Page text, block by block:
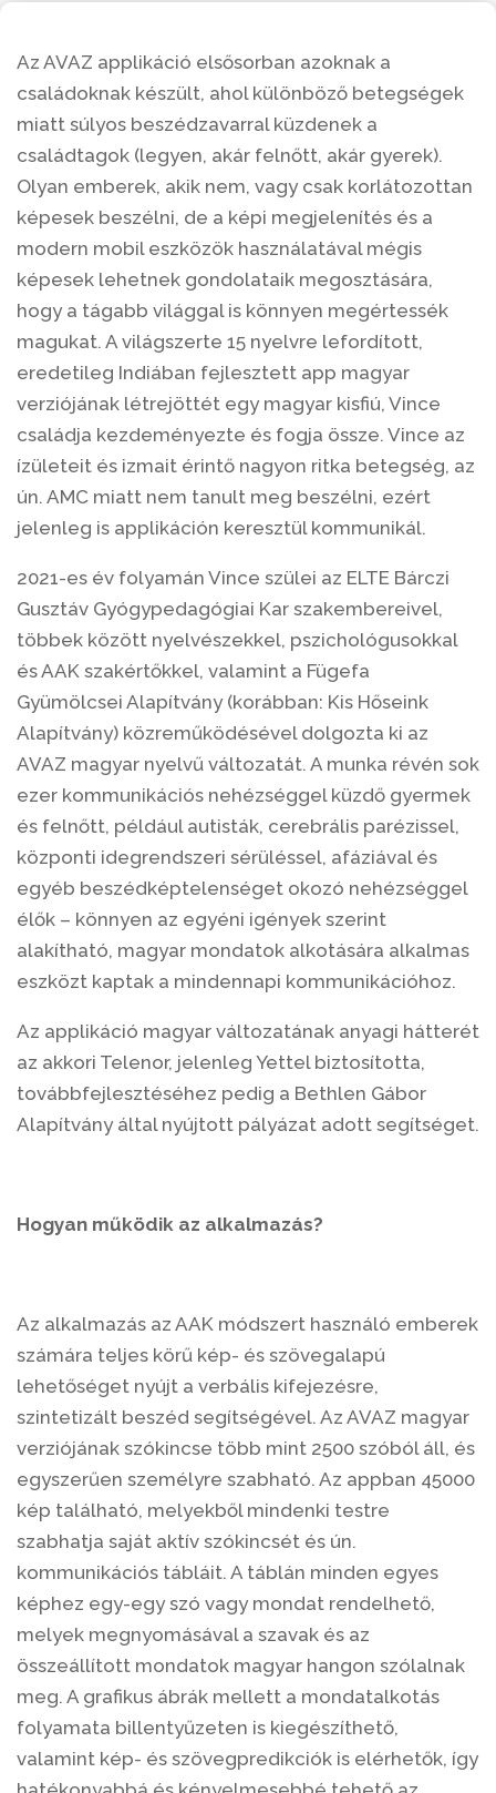
Az AVAZ applikáció elsősorban azoknak a
családoknak készült, ahol különböző betegségek
miatt súlyos beszédzavarral küzdenek a
családtagok (legyen, akár felnőtt, akár gyerek).
Olyan emberek, akik nem, vagy csak korlátozottan
képesek beszélni, de a képi megjelenítés és a
modern mobil eszközök használatával mégis
képesek lehetnek gondolataik megosztására,
hogy a tágabb világgal is könnyen megértessék
magukat. A világszerte 15 nyelvre lefordított,
eredetileg Indiában fejlesztett app magyar
verziójának létrejöttét egy magyar kisfiú, Vince
családja kezdeményezte és fogja össze. Vince az
ízületeit és izmait érintő nagyon ritka betegség, az
ún. AMC miatt nem tanult meg beszélni, ezért
jelenleg is applikáción keresztül kommunikál.
2021-es év folyamán Vince szülei az ELTE Bárczi
Gusztáv Gyógypedagógiai Kar szakembereivel,
többek között nyelvészekkel, pszichológusokkal
és AAK szakértőkkel, valamint a Fügefa
Gyümölcsei Alapítvány (korábban: Kis Hőseink
Alapítvány) közreműködésével dolgozta ki az
AVAZ magyar nyelvű változatát. A munka révén sok
ezer kommunikációs nehézséggel küzdő gyermek
és felnőtt, például autisták, cerebrális parézissel,
központi idegrendszeri sérüléssel, afáziával és
egyéb beszédképtelenséget okozó nehézséggel
élők – könnyen az egyéni igények szerint
alakítható, magyar mondatok alkotására alkalmas
eszközt kaptak a mindennapi kommunikációhoz.
Az applikáció magyar változatának anyagi hátterét
az akkori Telenor, jelenleg Yettel biztosította,
továbbfejlesztéséhez pedig a Bethlen Gábor
Alapítvány által nyújtott pályázat adott segítséget.
Hogyan működik az alkalmazás?
Az alkalmazás az AAK módszert használó emberek
számára teljes körű kép- és szövegalapú
lehetőséget nyújt a verbális kifejezésre,
szintetizált beszéd segítségével. Az AVAZ magyar
verziójának szókincse több mint 2500 szóból áll, és
egyszerűen személyre szabható. Az appban 45000
kép található, melyekből mindenki testre
szabhatja saját aktív szókincsét és ún.
kommunikációs tábláit. A táblán minden egyes
képhez egy-egy szó vagy mondat rendelhető,
melyek megnyomásával a szavak és az
összeállított mondatok magyar hangon szólalnak
meg. A grafikus ábrák mellett a mondatalkotás
folyamata billentyűzeten is kiegészíthető,
valamint kép- és szövegpredikciók is elérhetők, így